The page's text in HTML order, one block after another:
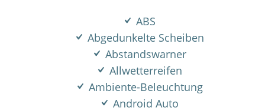
ABS
Abgedunkelte Scheiben
Abstandswarner
Allwetterreifen
Ambiente-Beleuchtung
Android Auto